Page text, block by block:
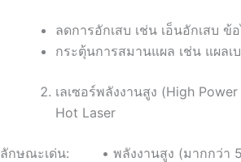
ลดการอักเสบ เช่น เอ็นอักเสบ ข้
กระตุ้นการสมานแผล เช่น แผลเ
เลเซอร์พลังงานสูง (High
Hot Laser
ลักษณะเด่น: • พลังงานสูง (มากกว่า